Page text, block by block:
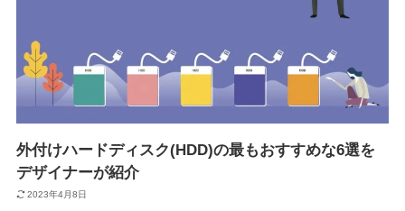
外付けハードディスク(HDD)の最もおすすめな6選を
デザイナーが紹介
2023年4月8日